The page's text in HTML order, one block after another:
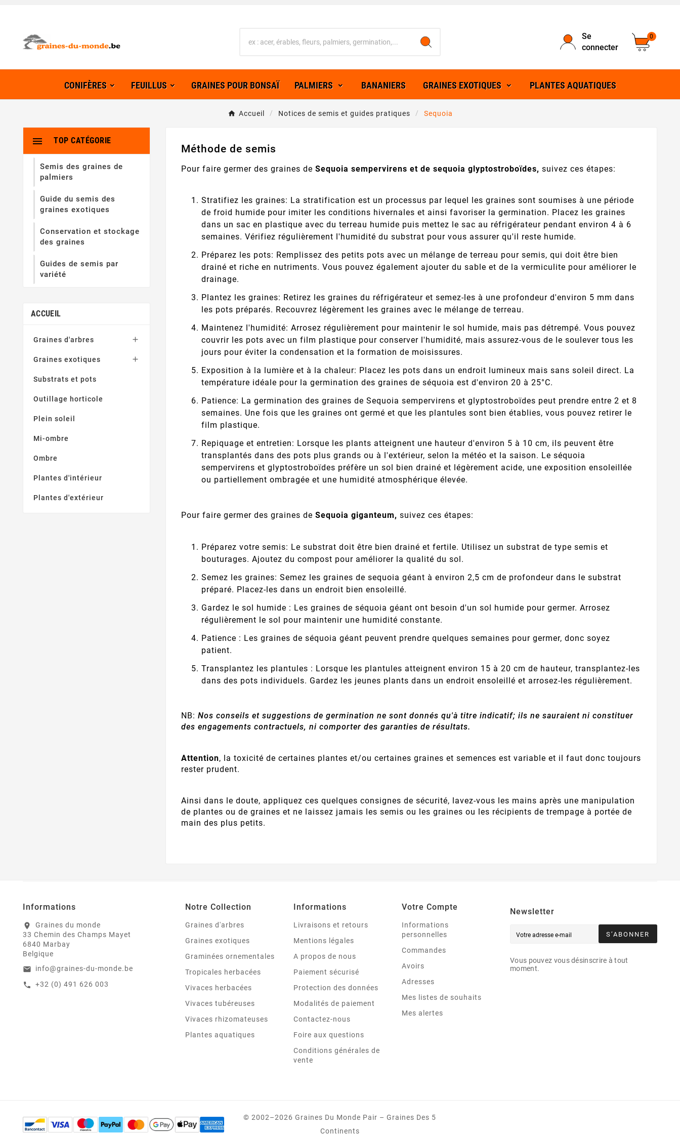
Se
connecter
0
CONIFÈRES FEUILLUS GRAINES POUR BONSAÏ PALMIERS BANANIERS GRAINES EXOTIQUES PLANTES AQUATIQUES
Accueil Notices de semis et guides pratiques Sequoia
TOP CATÉGORIE

Semis des graines de
palmiers
Guide du semis des
graines exotiques
Conservation et stockage
des graines
Guides de semis par
variété
ACCUEIL
Graines d'arbres 
Graines exotiques 
Substrats et pots
Outillage horticole
Plein soleil
Mi-ombre
Ombre
Plantes d'intérieur
Plantes d'extérieur
Méthode de semis
Pour faire germer des graines deSequoia sempervirens et de sequoia glyptostroboïdes, suivez ces étapes:
Stratifiez les graines: La stratification est un processus par lequel les graines sont soumises à une période
de froid humide pour imiter les conditions hivernales et ainsi favoriser la germination. Placez les graines
dans un sac en plastique avec du terreau humide puis mettez le sac au réfrigérateur pendant environ 4 à 6
semaines. Vérifiez régulièrement l'humidité du substrat pour vous assurer qu'il reste humide.
Préparez les pots: Remplissez des petits pots avec un mélange de terreau pour semis, qui doit être bien
drainé et riche en nutriments. Vous pouvez également ajouter du sable et de la vermiculite pour améliorer le
drainage.
Plantez les graines: Retirez les graines du réfrigérateur et semez-les à une profondeur d'environ 5 mm dans
les pots préparés. Recouvrez légèrement les graines avec le mélange de terreau.
Maintenez l'humidité: Arrosez régulièrement pour maintenir le sol humide, mais pas détrempé. Vous pouvez
couvrir les pots avec un film plastique pour conserver l'humidité, mais assurez-vous de le soulever tous les
jours pour éviter la condensation et la formation de moisissures.
Exposition à la lumière et à la chaleur: Placez les pots dans un endroit lumineux mais sans soleil direct. La
température idéale pour la germination des graines de séquoia est d'environ 20 à 25°C.
Patience: La germination des graines de Sequoia sempervirens et glyptostroboïdes peut prendre entre 2 et 8
semaines. Une fois que les graines ont germé et que les plantules sont bien établies, vous pouvez retirer le
film plastique.
Repiquage et entretien: Lorsque les plants atteignent une hauteur d'environ 5 à 10 cm, ils peuvent être
transplantés dans des pots plus grands ou à l'extérieur, selon la météo et la saison. Le séquoia
sempervirens et glyptostroboïdes préfère un sol bien drainé et légèrement acide, une exposition ensoleillée
ou partiellement ombragée et une humidité atmosphérique élevée.
Pour faire germer des graines deSequoia giganteum, suivez ces étapes:
Préparez votre semis: Le substrat doit être bien drainé et fertile. Utilisez un substrat de type semis et
bouturages. Ajoutez du compost pour améliorer la qualité du sol.
Semez les graines: Semez les graines de sequoia géant à environ 2,5 cm de profondeur dans le substrat
préparé. Placez-les dans un endroit bien ensoleillé.
Gardez le sol humide : Les graines de séquoia géant ont besoin d'un sol humide pour germer. Arrosez
régulièrement le sol pour maintenir une humidité constante.
Patience : Les graines de séquoia géant peuvent prendre quelques semaines pour germer, donc soyez
patient.
Transplantez les plantules : Lorsque les plantules atteignent environ 15 à 20 cm de hauteur, transplantez-les
dans des pots individuels. Gardez les jeunes plants dans un endroit ensoleillé et arrosez-les régulièrement.
NB:Nos conseils et suggestions de germination ne sont donnés qu'à titre indicatif; ils ne sauraient ni constituer
des engagements contractuels, ni comporter des garanties de résultats.
Attention, la toxicité de certaines plantes et/ou certaines graines et semences est variable et il faut donc toujours
rester prudent.
Ainsi dans le doute, appliquez ces quelques consignes de sécurité, lavez-vous les mains après une manipulation
de plantes ou de graines et ne laissez jamais les semis ou les graines ou les récipients de trempage à portée de
main des plus petits.
Informations
location_on
Graines du monde
33 Chemin des Champs Mayet
6840 Marbay
Belgique
email info@graines-du-monde.be
call +32 (0) 491 626 003
Notre Collection
Graines d'arbres
Graines exotiques
Graminées ornementales
Tropicales herbacées
Vivaces herbacées
Vivaces tubéreuses
Vivaces rhizomateuses
Plantes aquatiques
Informations
Livraisons et retours
Mentions légales
A propos de nous
Paiement sécurisé
Protection des données
Modalités de paiement
Contactez-nous
Foire aux questions
Conditions générales de
vente
Votre Compte
Informations
personnelles
Commandes
Avoirs
Adresses
Mes listes de souhaits
Mes alertes
Newsletter
S’ABONNER
Vous pouvez vous désinscrire à tout
moment.
© 2002–2026 Graines Du Monde Pair – Graines Des 5
Continents